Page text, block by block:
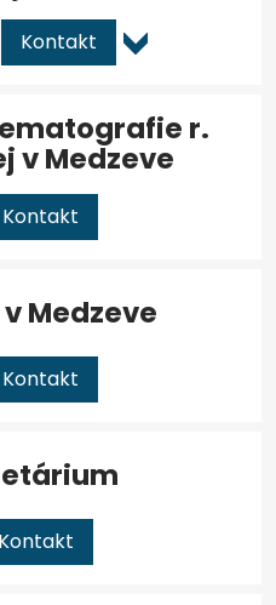
Kontakt
r.
v Medzeve
Kontakt
Medzeve
Kontakt
Kontakt